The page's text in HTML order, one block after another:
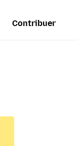
Contribuer